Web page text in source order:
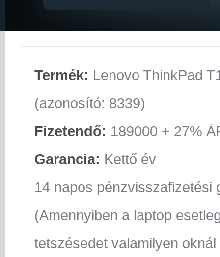
Termék: Lenovo ThinkPad
(azonosító: 8339)
Fizetendő: 189000 + 27%
Garancia: Kettő év
14 napos pénzvisszafizetési
(Amennyiben a laptop
tetszésedet valamilyen oknál